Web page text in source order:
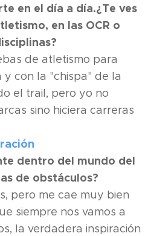
en el día a día.¿Te ves
en las OCR o
de atletismo para
con la "chispa" de la
el trail, pero yo no
sino hiciera carreras
dentro del mundo del
de obstáculos?
pero me cae muy bien
siempre nos vamos a
la verdadera inspiración